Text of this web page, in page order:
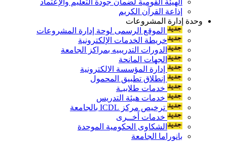
إذاعة القرآن الكريم
وحدة إدارة المشروعات
الموقع الرسمى لوحة إدارة المشروعات
خريطة الخدمات الإلكترونية
الدورات التدريبيه بمراكز الجامعة
الجهات المانحة
إدارة المؤسسة الالكترونية
إنطلاق تطبيق المحمول
خدمات طلابيـة
خدمات هيئة التدريس
ترخيص مركز ICDL بالجامعة
خدمات أخــرى
الشكاوى الحكومية الموحدة
بانوراما الجامعة